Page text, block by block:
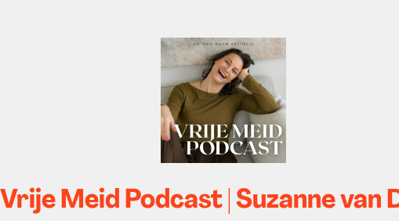
Vrije Meid Podcast | Suzanne van